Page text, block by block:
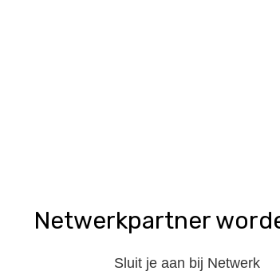
Netwerkpartner
Sluit je aan bij Netwerk